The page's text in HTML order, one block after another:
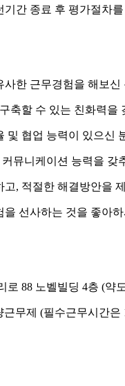
간 종료 후 평가절차
사한 근무경험을 해보신
축할 수 있는 친화력을
및 협업 능력이 있으신
뮤니케이션 능력을 갖
, 적절한 해결방안을
선사하는 것을 좋아
로 88 노벨빌딩 4층 (약
무제 (필수근무시간은